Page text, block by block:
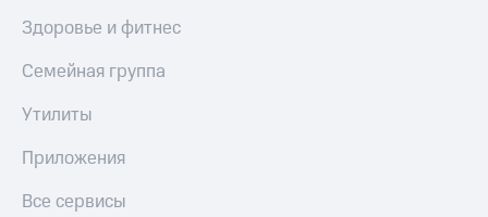
Здоровье и фитнес
Семейная группа
Утилиты
Приложения
Все сервисы